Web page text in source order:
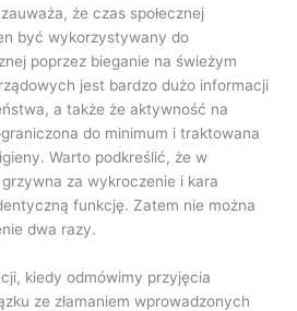
że czas społecznej
być wykorzystywany do
poprzez bieganie na świeżym
jest bardzo dużo informacji
a także że aktywność na
do minimum i traktowana
Warto podkreślić, że w
za wykroczenie i kara
funkcję. Zatem nie można
dwa razy.
kiedy odmówimy przyjęcia
ze złamaniem wprowadzonych